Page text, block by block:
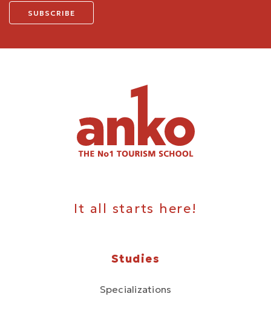
It all starts here!
Studies
Specializations